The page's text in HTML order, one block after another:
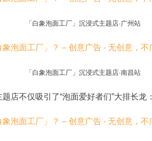
「白象泡面工厂」沉浸式主题店·广州站
「白象泡面工厂」沉浸式主题店·南昌站
店不仅吸引了“泡面爱好者们”大排长龙：